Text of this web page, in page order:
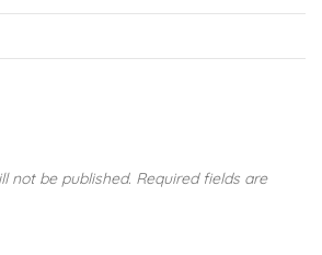
not be published. Required fields are